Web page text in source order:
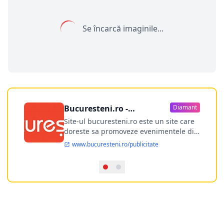
Se încarcă imaginile...
Bucuresteni.ro -
publicitate online
Diamant
Site-ul bucuresteni.ro este un site care
doreste sa promoveze evenimentele din
Bucuresti si nu numai, sa puna la
Bucuresti-ului, si in acelasi timp sa
ofere posibilitatea firmel...
www.bucuresteni.ro/publicitate